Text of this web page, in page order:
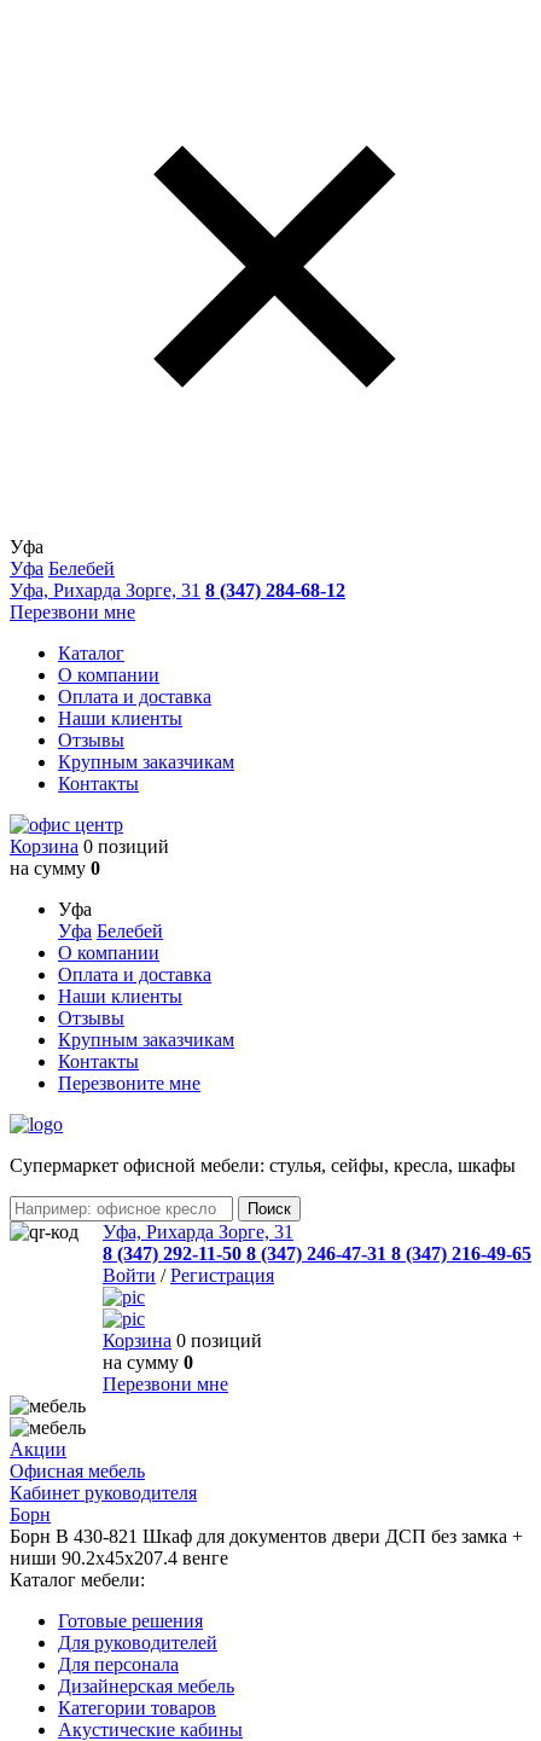
Уфа
Уфа Белебей
Уфа, Рихарда Зорге, 31 8 (347) 284-68-12
Перезвони мне
Каталог
О компании
Оплата и доставка
Наши клиенты
Отзывы
Крупным заказчикам
Контакты
Корзина 0 позиций
на сумму 0
Уфа
Уфа Белебей
О компании
Оплата и доставка
Наши клиенты
Отзывы
Крупным заказчикам
Контакты
Перезвоните мне
Cупермаркет офисной мебели: стулья, сейфы, кресла, шкафы
Уфа, Рихарда Зорге, 31
8 (347) 292-11-50 8 (347) 246-47-31 8 (347) 216-49-65
Войти /Регистрация
Корзина 0 позиций
на сумму 0
Перезвони мне
Акции
Офисная мебель
Кабинет руководителя
Борн
Борн B 430-821 Шкаф для документов двери ДСП без замка +
ниши 90.2x45x207.4 венге
Каталог мебели:
Готовые решения
Для руководителей
Для персонала
Дизайнерская мебель
Категории товаров
Акустические кабины